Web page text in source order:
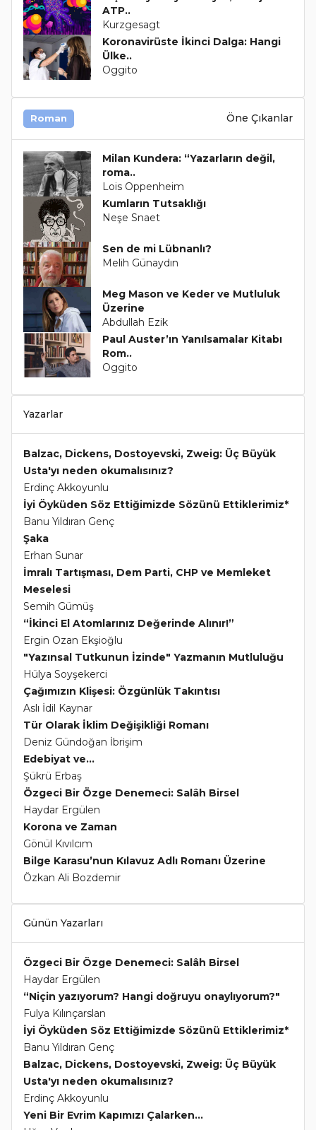
ATP..
Kurzgesagt
Koronavirüste İkinci Dalga: Hangi
Ülke..
Oggito
Roman Öne Çıkanlar
Milan Kundera: “Yazarların değil,
roma..
Lois Oppenheim
Kumların Tutsaklığı
Neşe Snaet
Sen de mi Lübnanlı?
Melih Günaydın
Meg Mason ve Keder ve Mutluluk
Üzerine
Abdullah Ezik
Paul Auster’ın Yanılsamalar Kitabı
Rom..
Oggito
Yazarlar
Balzac, Dickens, Dostoyevski, Zweig: Üç Büyük
Usta'yı neden okumalısınız?
Erdinç Akkoyunlu
İyi Öyküden Söz Ettiğimizde Sözünü Ettiklerimiz*
Banu Yıldıran Genç
Şaka
Erhan Sunar
İmralı Tartışması, Dem Parti, CHP ve Memleket
Meselesi
Semih Gümüş
“İkinci El Atomlarınız Değerinde Alınır!”
Ergin Ozan Ekşioğlu
"Yazınsal Tutkunun İzinde" Yazmanın Mutluluğu
Hülya Soyşekerci
Çağımızın Klişesi: Özgünlük Takıntısı
Aslı İdil Kaynar
Tür Olarak İklim Değişikliği Romanı
Deniz Gündoğan İbrişim
Edebiyat ve...
Şükrü Erbaş
Özgeci Bir Özge Denemeci: Salâh Birsel
Haydar Ergülen
Korona ve Zaman
Gönül Kıvılcım
Bilge Karasu’nun Kılavuz Adlı Romanı Üzerine
Özkan Ali Bozdemir
Günün Yazarları
Özgeci Bir Özge Denemeci: Salâh Birsel
Haydar Ergülen
“Niçin yazıyorum? Hangi doğruyu onaylıyorum?"
Fulya Kılınçarslan
İyi Öyküden Söz Ettiğimizde Sözünü Ettiklerimiz*
Banu Yıldıran Genç
Balzac, Dickens, Dostoyevski, Zweig: Üç Büyük
Usta'yı neden okumalısınız?
Erdinç Akkoyunlu
Yeni Bir Evrim Kapımızı Çalarken...